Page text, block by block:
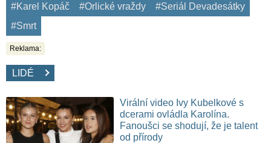
#Karel Kopáč #Orlické vraždy
#Seriál Devadesátky
#Smrt
Reklama:
LIDÉ
Virální video Ivy Kubelkové s
dcerami ovládla Karolína.
Fanoušci se shodují, že je talent
od přírody